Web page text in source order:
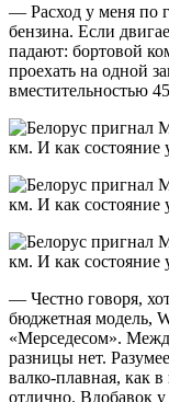
— Расход у меня по
бензина. Если
падают: бортовой
проехать на одной
вместительностью
— Честно говоря,
бюджетная модель,
«Мерседесом».
разницы нет.
валко-плавная, как в
отлично. Вдобавок